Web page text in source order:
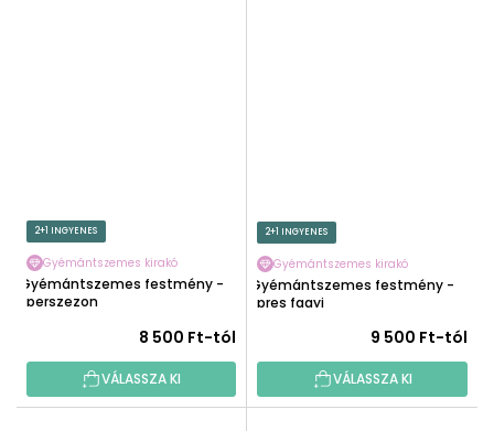
2+1 INGYENES
Gyémántszemes kirakó
Gyémántszemes festmény -
Eperszezon
8 500 Ft-tól
VÁLASSZA KI
2+1 INGYENES
Gyémántszemes kirakó
Gyémántszemes festmény -
Epres fagyi
9 500 Ft-tól
VÁLASSZA KI